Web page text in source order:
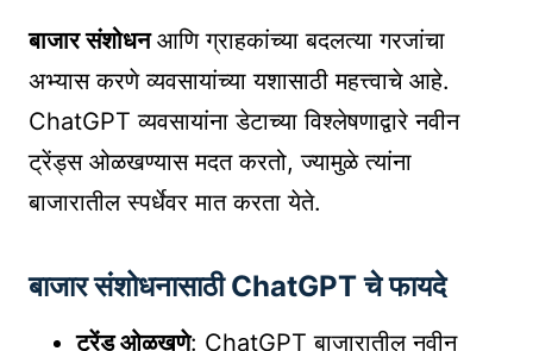
बाजार संशोधनआणि ग्राहकांच्या बदलत्या गरजांचा
अभ्यास करणे व्यवसायांच्या यशासाठी महत्त्वाचे आहे.
ChatGPT व्यवसायांना डेटाच्या विश्लेषणाद्वारे नवीन
ट्रेंड्स ओळखण्यास मदत करतो, ज्यामुळे त्यांना
बाजारातील स्पर्धेवर मात करता येते.
बाजार संशोधनासाठी ChatGPT चे फायदे
ट्रेंड ओळखणे: ChatGPT बाजारातील नवीन